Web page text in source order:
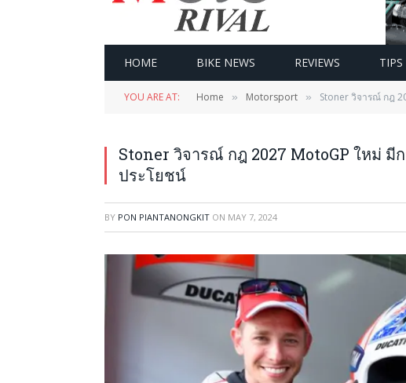
HOME BIKE NEWS REVIEWS
YOU ARE AT: Home » Motorsport » Stoner วิจารณ์ กฎ
Stoner วิจารณ์ กฎ 2027 MotoGP ใหม่ มี
ประโยชน์
BY PON PIANTANONGKIT ON MAY 7, 2024